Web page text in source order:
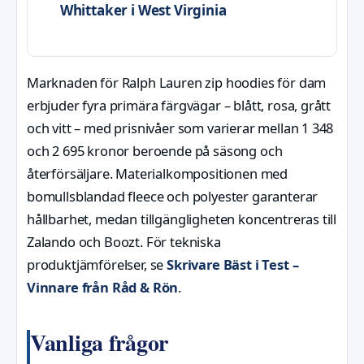
Whittaker i West Virginia
Marknaden för Ralph Lauren zip hoodies för dam
erbjuder fyra primära färgvägar – blått, rosa, grått
och vitt – med prisnivåer som varierar mellan 1 348
och 2 695 kronor beroende på säsong och
återförsäljare. Materialkompositionen med
bomullsblandad fleece och polyester garanterar
hållbarhet, medan tillgängligheten koncentreras till
Zalando och Boozt. För tekniska
produktjämförelser, seSkrivare Bäst i Test –
Vinnare från Råd & Rön.
Vanliga frågor